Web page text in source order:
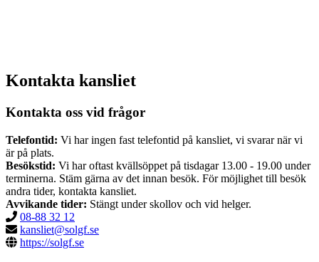
Kontakta kansliet
Kontakta oss vid frågor
Telefontid: Vi har ingen fast telefontid på kansliet, vi svarar när vi
är på plats.
Besökstid: Vi har oftast kvällsöppet på tisdagar 13.00 - 19.00 under
terminerna. Stäm gärna av det innan besök. För möjlighet till besök
andra tider, kontakta kansliet.
Avvikande tider: Stängt under skollov och vid helger.
08-88 32 12
kansliet@solgf.se
https://solgf.se